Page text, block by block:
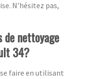
N’hésitez pas,
de nettoyage
34?
faire en utilisant